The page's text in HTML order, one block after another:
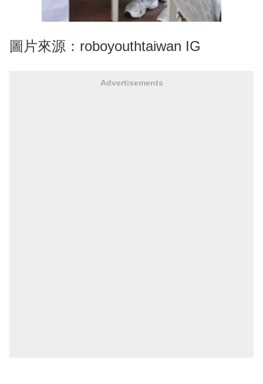
圖片來源：roboyouthtaiwan IG
Advertisements